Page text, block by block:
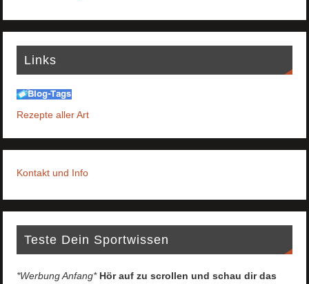
Links
Rezepte aller Art
Kontakt und Info
Teste Dein Sportwissen
*Werbung Anfang* Hör auf zu scrollen und schau dir das